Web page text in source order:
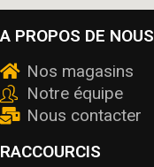
A PROPOS DE NOUS
Nos magasins
Notre équipe
Nous contacter
RACCOURCIS